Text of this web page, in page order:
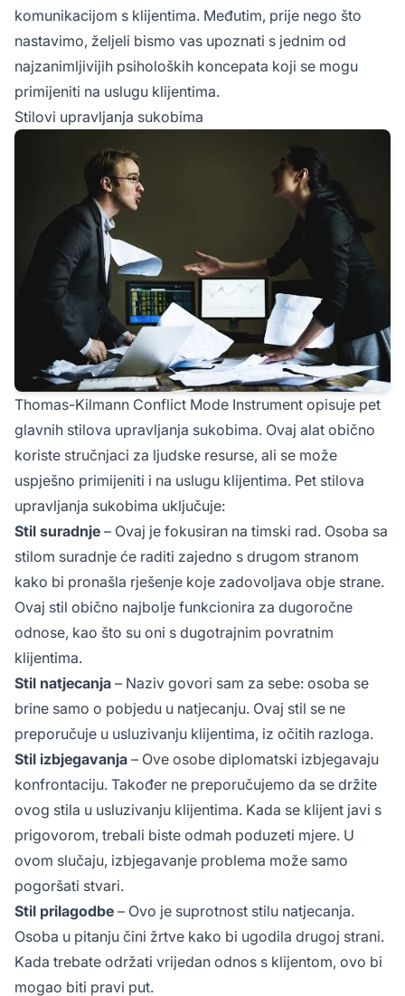
komunikacijom s klijentima. Međutim, prije nego što
nastavimo, željeli bismo vas upoznati s jednim od
najzanimljivijih psiholoških koncepata koji se mogu
primijeniti na uslugu klijentima.
Stilovi upravljanja sukobima
Thomas-Kilmann Conflict Mode Instrument opisuje pet
glavnih stilova upravljanja sukobima. Ovaj alat obično
koriste stručnjaci za ljudske resurse, ali se može
uspješno primijeniti i na uslugu klijentima. Pet stilova
upravljanja sukobima uključuje:
Stil suradnje – Ovaj je fokusiran na timski rad. Osoba sa
stilom suradnje će raditi zajedno s drugom stranom
kako bi pronašla rješenje koje zadovoljava obje strane.
Ovaj stil obično najbolje funkcionira za dugoročne
odnose, kao što su oni s dugotrajnim povratnim
klijentima.
Stil natjecanja – Naziv govori sam za sebe: osoba se
brine samo o pobjedu u natjecanju. Ovaj stil se ne
preporučuje u usluzivanju klijentima, iz očitih razloga.
Stil izbjegavanja – Ove osobe diplomatski izbjegavaju
konfrontaciju. Također ne preporučujemo da se držite
ovog stila u usluzivanju klijentima. Kada se klijent javi s
prigovorom, trebali biste odmah poduzeti mjere. U
ovom slučaju, izbjegavanje problema može samo
pogoršati stvari.
Stil prilagodbe – Ovo je suprotnost stilu natjecanja.
Osoba u pitanju čini žrtve kako bi ugodila drugoj strani.
Kada trebate održati vrijedan odnos s klijentom, ovo bi
mogao biti pravi put.